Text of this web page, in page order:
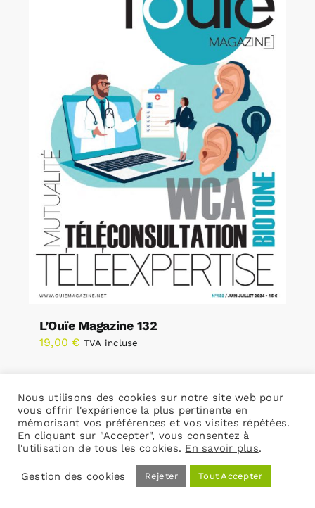
L’Ouïe Magazine 132
19,00 € TVA incluse
Ajouter au panier Détails
Nous utilisons des cookies sur notre site web pour
vous offrir l'expérience la plus pertinente en
mémorisant vos préférences et vos visites répétées.
En cliquant sur "Accepter", vous consentez à
l'utilisation de tous les cookies. En savoir plus.
Gestion des cookies Rejeter Tout Accepter